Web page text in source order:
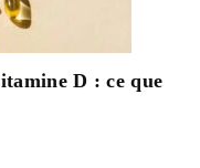
D : ce que